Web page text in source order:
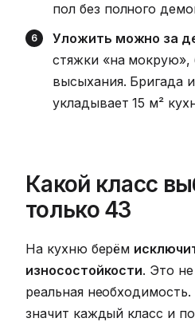
пол без полного
Уложить можно за
стяжки «на мокрую»,
высыхания. Бригада
укладывает 15 м²
Какой класс
только 43
На кухню берём
износостойкости. Это
реальная
значит каждый класс и